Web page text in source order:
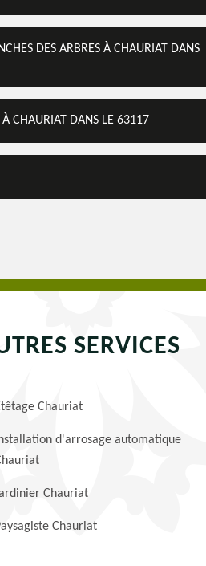
DES ARBRES À CHAURIAT DANS
À CHAURIAT DANS LE 63117
SERVICES
Chauriat
d'arrosage automatique
Chauriat
Chauriat